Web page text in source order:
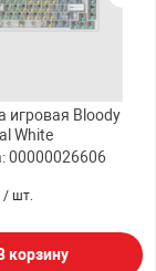
игровая Bloody
White
00000026606
/ шт.
корзину